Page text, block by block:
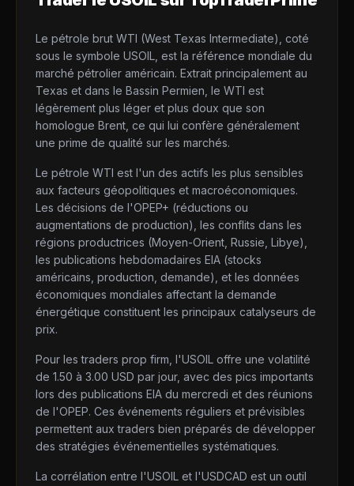
Le pétrole brut WTI (West Texas Intermediate), coté
sous le symbole USOIL, est la référence mondiale du
marché pétrolier américain. Extrait principalement au
Texas et dans le Bassin Permien, le WTI est
légèrement plus léger et plus doux que son
homologue Brent, ce qui lui confère généralement
une prime de qualité sur les marchés.
Le pétrole WTI est l'un des actifs les plus sensibles
aux facteurs géopolitiques et macroéconomiques.
Les décisions de l'OPEP+ (réductions ou
augmentations de production), les conflits dans les
régions productrices (Moyen-Orient, Russie, Libye),
les publications hebdomadaires EIA (stocks
américains, production, demande), et les données
économiques mondiales affectant la demande
énergétique constituent les principaux catalyseurs de
prix.
Pour les traders prop firm, l'USOIL offre une volatilité
de 1.50 à 3.00 USD par jour, avec des pics importants
lors des publications EIA du mercredi et des réunions
de l'OPEP. Ces événements réguliers et prévisibles
permettent aux traders bien préparés de développer
des stratégies événementielles systématiques.
La corrélation entre l'USOIL et l'USDCAD est un outil